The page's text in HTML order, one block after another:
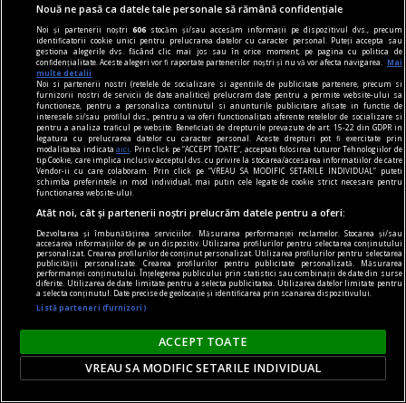
publicitate
6 produse de îngrijire care să nu îți lipsească din
trusa cosmetică
Toate acestea au proprietăți extraordinare și te
pot ajuta să îți menții pielea tînără și frumoasă
pentru cît mai mult timp.
Nouă ne pasă ca datele tale personale să rămână confidențiale
Noi și partenerii noștri606 stocăm și/sau accesăm informații pe dispozitivul dvs., precum
identificatorii cookie unici pentru prelucrarea datelor cu caracter personal. Puteți accepta sau
gestiona alegerile dvs. făcând clic mai jos sau în orice moment, pe pagina cu politica de
confidențialitate. Aceste alegeri vor fi raportate partenerilor noștri și nu vă vor afecta navigarea.
Mai
multe detalii
Noi si partenerii nostri (retelele de socializare si agentiile de publicitate partenere, precum si
furnizorii nostri de servicii de date analitice) prelucram date pentru a permite website-ului sa
functioneze, pentru a personaliza continutul si anunturile publicitare afisate in functie de
interesele si/sau profilul dvs., pentru a va oferi functionalitati aferente retelelor de socializare si
pentru a analiza traficul pe website. Beneficiati de drepturile prevazute de art. 15-22 din GDPR in
legatura cu prelucrarea datelor cu caracter personal. Aceste drepturi pot fi exercitate prin
modalitatea indicataaici
. Prin click pe “ACCEPT TOATE”, acceptati folosirea tuturor Tehnologiilor de
tip Cookie, care implica inclusiv acceptul dvs. cu privire la stocarea/accesarea informatiilor de catre
Vendor-ii cu care colaboram. Prin click pe “VREAU SA MODIFIC SETARILE INDIVIDUAL” puteti
schimba preferintele in mod individual, mai putin cele legate de cookie strict necesare pentru
functionarea website-ului.
Atât noi, cât și partenerii noștri prelucrăm datele pentru a oferi:
Dezvoltarea și îmbunătățirea serviciilor. Măsurarea performanței reclamelor. Stocarea și/sau
accesarea informațiilor de pe un dispozitiv. Utilizarea profilurilor pentru selectarea conținutului
personalizat. Crearea profilurilor de conținut personalizat. Utilizarea profilurilor pentru selectarea
publicității personalizate. Crearea profilurilor pentru publicitate personalizată. Măsurarea
performanței conținutului. Înțelegerea publicului prin statistici sau combinații de date din surse
diferite. Utilizarea de date limitate pentru a selecta publicitatea. Utilizarea datelor limitate pentru
a selecta conținutul. Date precise de geolocație și identificarea prin scanarea dispozitivului.
Listă parteneri (furnizori)
ACCEPT TOATE
VREAU SA MODIFIC SETARILE INDIVIDUAL